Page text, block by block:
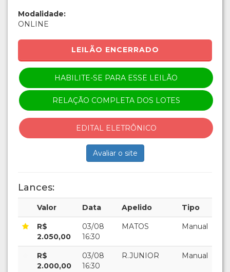
Modalidade:
ONLINE
LEILÃO ENCERRADO
HABILITE-SE PARA ESSE LEILÃO
RELAÇÃO COMPLETA DOS LOTES
EDITAL ELETRÔNICO
Avaliar o site
Lances:
Valor Data Apelido Tipo
R$
2.050,00
03/08
16:30
MATOS Manual
R$
2.000,00
03/08
16:30
R.JUNIOR Manual